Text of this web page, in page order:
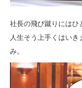
社長の飛び蹴りにはひ
人生そう上手くはい
み。